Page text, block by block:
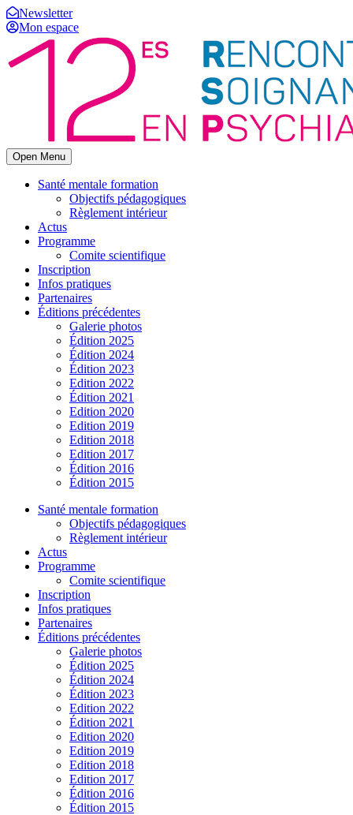
Newsletter
Mon espace
Open Menu
Santé mentale formation
Objectifs pédagogiques
Règlement intérieur
Actus
Programme
Comite scientifique
Inscription
Infos pratiques
Partenaires
Éditions précédentes
Galerie photos
Édition 2025
Édition 2024
Édition 2023
Edition 2022
Édition 2021
Edition 2020
Edition 2019
Edition 2018
Edition 2017
Édition 2016
Édition 2015
Santé mentale formation
Objectifs pédagogiques
Règlement intérieur
Actus
Programme
Comite scientifique
Inscription
Infos pratiques
Partenaires
Éditions précédentes
Galerie photos
Édition 2025
Édition 2024
Édition 2023
Edition 2022
Édition 2021
Edition 2020
Edition 2019
Edition 2018
Edition 2017
Édition 2016
Édition 2015